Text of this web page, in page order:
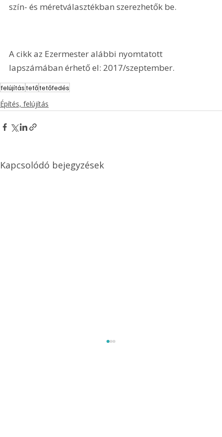
szín- és méretválasztékban szerezhetők be.
A cikk az Ezermester alábbi nyomtatott
lapszámában érhető el: 2017/szeptember.
felújítástetőtetőfedés
Építés, felújítás
Kapcsolódó bejegyzések